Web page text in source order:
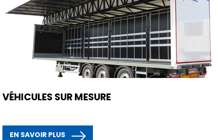
VÉHICULES SUR MESURE
EN SAVOIR PLUS